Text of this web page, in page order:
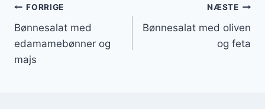
Indlægsnavigation
FORRIGE
Bønnesalat med
edamamebønner og
majs
NÆSTE
Bønnesalat med oliven
og feta